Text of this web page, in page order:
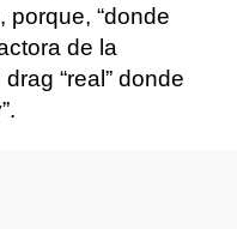
porque, “donde
de la
“real” donde